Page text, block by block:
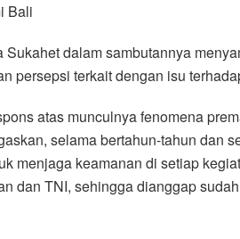
Bali
dalam sambutannya
persepsi terkait dengan isu
atas munculnya fenomena
selama bertahun-tahun dan
menjaga keamanan di setiap
dan TNI, sehingga dianggap